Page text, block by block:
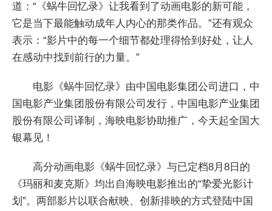
道：“《蜗牛回忆录》让我看到了动画电影的新可能，
它是当下最能触动成年人内心的那类作品。”还有观众
表示：“影片中的每一个细节都处理得恰到好处，让人
在感动中找到前行的力量。”
电影《蜗牛回忆录》由中国电影集团公司进口，中
国电影产业集团股份有限公司发行，中国电影产业集团
股份有限公司译制，海映电影协助推广，今天起全国大
银幕见！
高分动画电影《蜗牛回忆录》与已定档8月8日的
《玛丽和麦克斯》均出自海映电影推出的“挚爱光影计
划”。两部影片以联合献映、创新排映的方式登陆中国